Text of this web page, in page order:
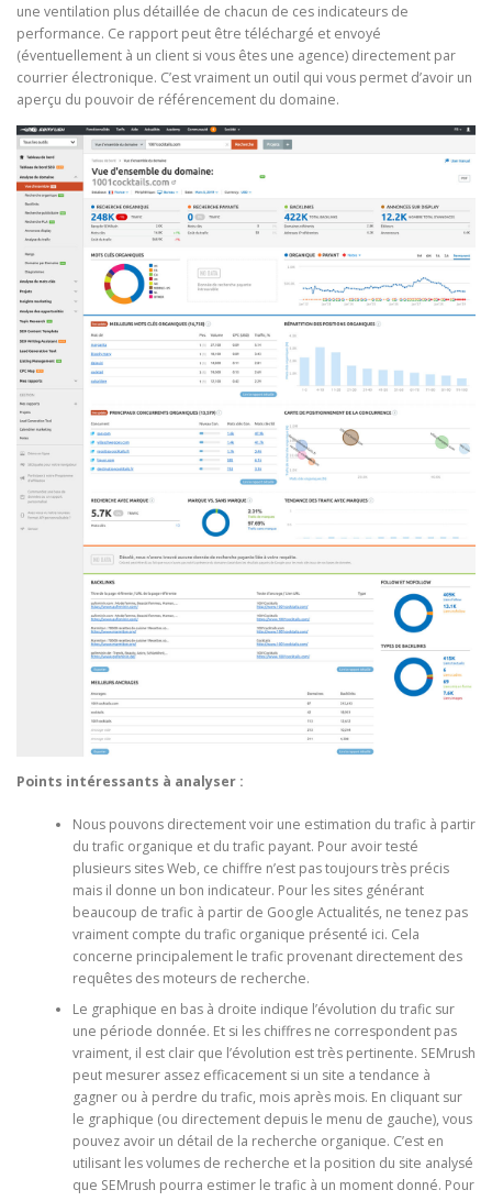
une ventilation plus détaillée de chacun de ces indicateurs de
performance. Ce rapport peut être téléchargé et envoyé
(éventuellement à un client si vous êtes une agence) directement par
courrier électronique. C’est vraiment un outil qui vous permet d’avoir un
aperçu du pouvoir de référencement du domaine.
Points intéressants à analyser :
Nous pouvons directement voir une estimation du trafic à partir
du trafic organique et du trafic payant. Pour avoir testé
plusieurs sites Web, ce chiffre n’est pas toujours très précis
mais il donne un bon indicateur. Pour les sites générant
beaucoup de trafic à partir de Google Actualités, ne tenez pas
vraiment compte du trafic organique présenté ici. Cela
concerne principalement le trafic provenant directement des
requêtes des moteurs de recherche.
Le graphique en bas à droite indique l’évolution du trafic sur
une période donnée. Et si les chiffres ne correspondent pas
vraiment, il est clair que l’évolution est très pertinente. SEMrush
peut mesurer assez efficacement si un site a tendance à
gagner ou à perdre du trafic, mois après mois. En cliquant sur
le graphique (ou directement depuis le menu de gauche), vous
pouvez avoir un détail de la recherche organique. C’est en
utilisant les volumes de recherche et la position du site analysé
que SEMrush pourra estimer le trafic à un moment donné. Pour